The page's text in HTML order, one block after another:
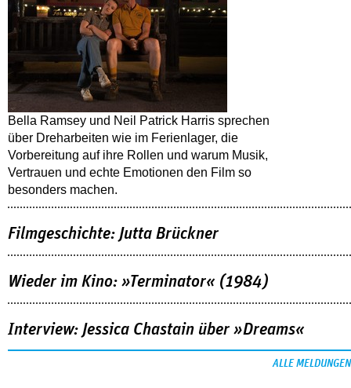
Bella Ramsey und Neil Patrick Harris sprechen
über Dreharbeiten wie im Ferienlager, die
Vorbereitung auf ihre Rollen und warum Musik,
Vertrauen und echte Emotionen den Film so
besonders machen.
Filmgeschichte: Jutta Brückner
Wieder im Kino: »Terminator« (1984)
Interview: Jessica Chastain über »Dreams«
ALLE MELDUNGEN